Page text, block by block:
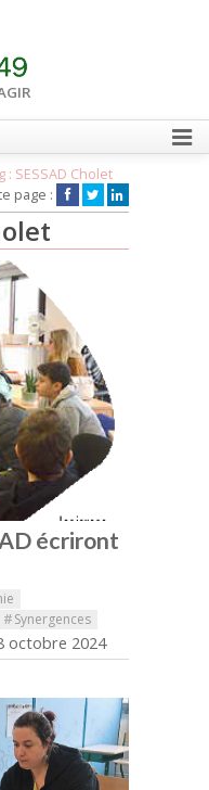
FAIRE UN DON
: SESSAD Cholet
page :
écriront
#Synergences
octobre 2024